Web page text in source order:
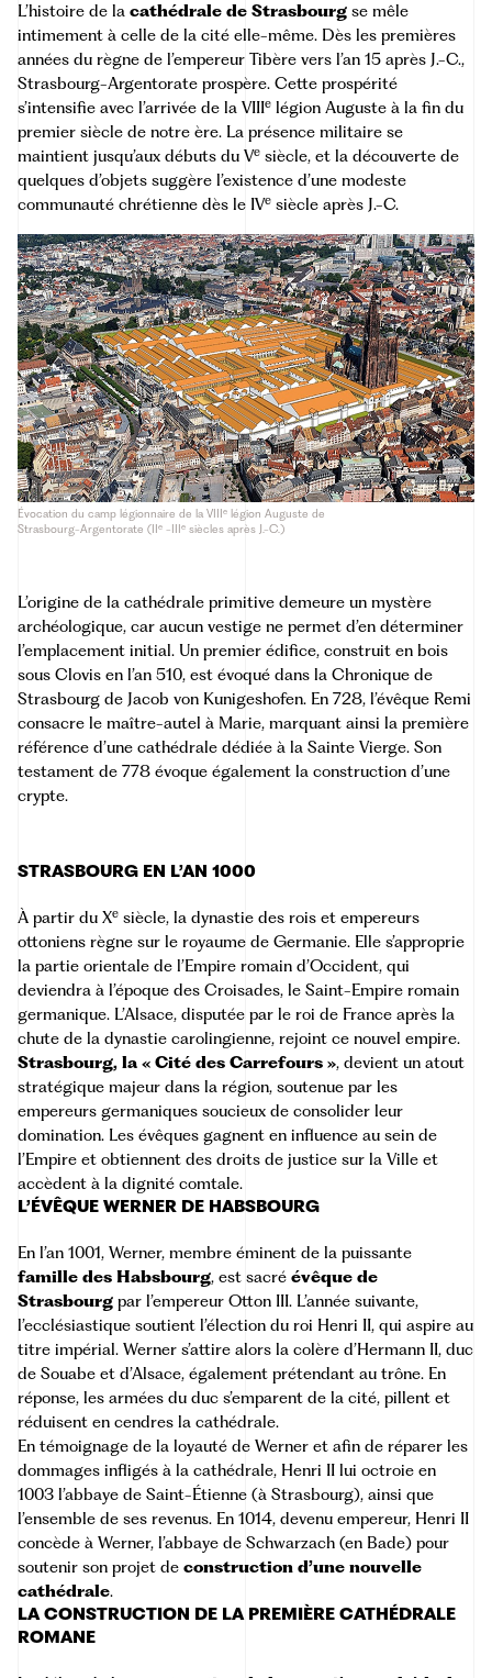
L’histoire de la cathédrale de Strasbourg se mêle
intimement à celle de la cité elle-même. Dès les premières
années du règne de l’empereur Tibère vers l’an 15 après J.-C.,
Strasbourg-Argentorate prospère. Cette prospérité
s’intensifie avec l’arrivée de la VIIIe légion Auguste à la fin du
premier siècle de notre ère. La présence militaire se
maintient jusqu’aux débuts du Ve siècle, et la découverte de
quelques d’objets suggère l’existence d’une modeste
communauté chrétienne dès le IVe siècle après J.-C.
Évocation du camp légionnaire de la VIII e légion Auguste de
Strasbourg-Argentorate (II e -III e siècles après J.-C.)
L’origine de la cathédrale primitive demeure un mystère
archéologique, car aucun vestige ne permet d’en déterminer
l’emplacement initial. Un premier édifice, construit en bois
sous Clovis en l’an 510, est évoqué dans la Chronique de
Strasbourg de Jacob von Kunigeshofen. En 728, l’évêque Remi
consacre le maître-autel à Marie, marquant ainsi la première
référence d’une cathédrale dédiée à la Sainte Vierge. Son
testament de 778 évoque également la construction d’une
crypte.
STRASBOURG EN L’AN 1000
À partir du Xe siècle, la dynastie des rois et empereurs
ottoniens règne sur le royaume de Germanie. Elle s’approprie
la partie orientale de l’Empire romain d’Occident, qui
deviendra à l’époque des Croisades, le Saint-Empire romain
germanique. L’Alsace, disputée par le roi de France après la
chute de la dynastie carolingienne, rejoint ce nouvel empire.
Strasbourg, la « Cité des Carrefours », devient un atout
stratégique majeur dans la région, soutenue par les
empereurs germaniques soucieux de consolider leur
domination. Les évêques gagnent en influence au sein de
l’Empire et obtiennent des droits de justice sur la Ville et
accèdent à la dignité comtale.
L’ÉVÊQUE WERNER DE HABSBOURG
En l’an 1001, Werner, membre éminent de la puissante
famille des Habsbourg, est sacré évêque de
Strasbourg par l’empereur Otton III. L’année suivante,
l’ecclésiastique soutient l’élection du roi Henri II, qui aspire au
titre impérial. Werner s’attire alors la colère d’Hermann II, duc
de Souabe et d’Alsace, également prétendant au trône. En
réponse, les armées du duc s’emparent de la cité, pillent et
réduisent en cendres la cathédrale.
En témoignage de la loyauté de Werner et afin de réparer les
dommages infligés à la cathédrale, Henri II lui octroie en
1003 l’abbaye de Saint-Étienne (à Strasbourg), ainsi que
l’ensemble de ses revenus. En 1014, devenu empereur, Henri II
concède à Werner, l’abbaye de Schwarzach (en Bade) pour
soutenir son projet de construction d’une nouvelle
cathédrale.
LA CONSTRUCTION DE LA PREMIÈRE CATHÉDRALE
ROMANE